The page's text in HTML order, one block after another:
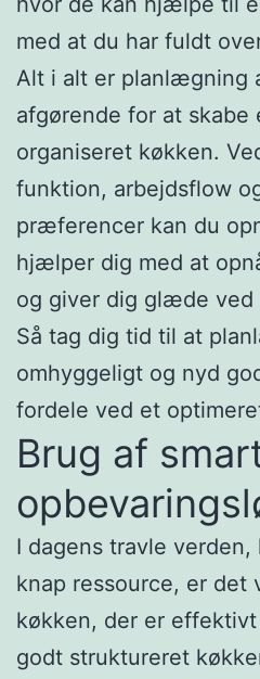
med at du har fuldt
Alt i alt er planlægning
afgørende for at
organiseret køkken.
funktion, arbejdsflow
præferencer kan du
hjælper dig med at
og giver dig glæde ved
Så tag dig tid til at
omhyggeligt og nyd
fordele ved et
Brug af
I dagens travle
knap ressource, er det
køkken, der er
godt struktureret